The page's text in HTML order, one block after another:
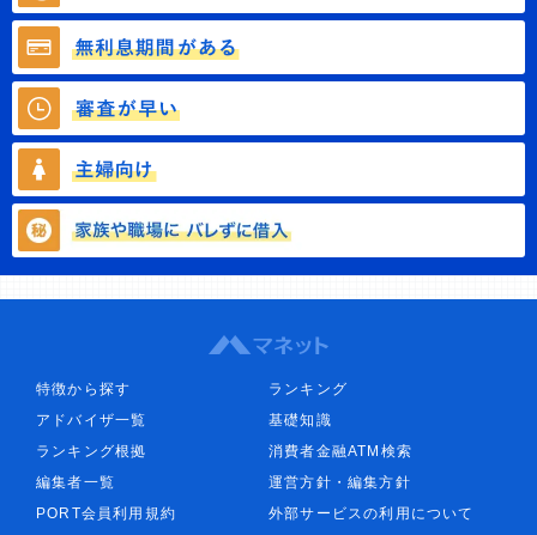
特徴から探す
ランキング
アドバイザ一覧
基礎知識
ランキング根拠
消費者金融ATM検索
編集者一覧
運営方針・編集方針
PORT会員利用規約
外部サービスの利用について